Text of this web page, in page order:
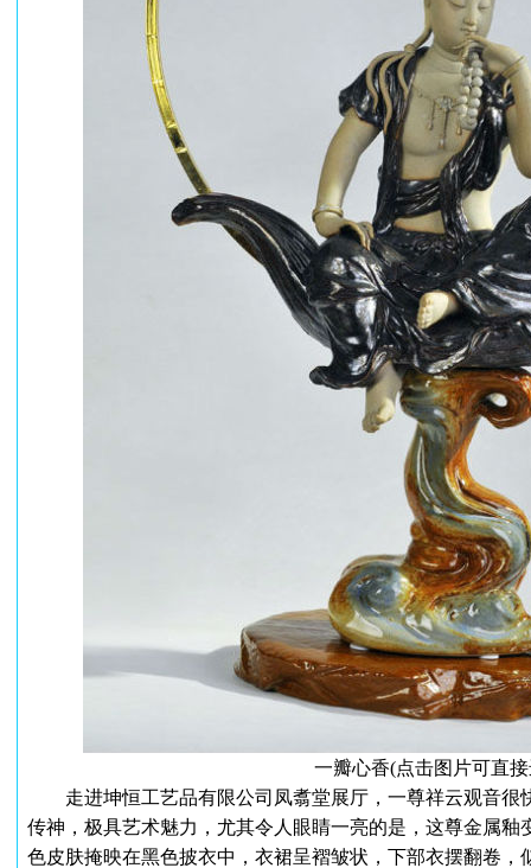
一瓣心香(点击图片可直
走进坤恒工艺品有限公司凤翥堂展厅，一尊祥云观音很
传神，极具艺术魅力，尤其令人眼睛一亮的是，这尊金属
色皮肤掩映在黑色披衣中，衣裙呈褶皱状，下部衣摆翻卷，